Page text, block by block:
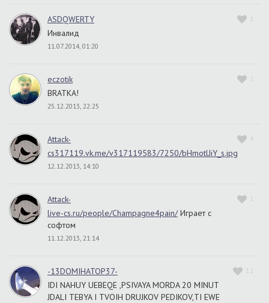
1
ASDQWERTY
Инвалид
11.07.2014, 01:20
2
eczotik
BRATKA!
25.12.2013, 22:25
4
Attack-
cs317119.vk.me/v317119583/7250/bHmotlJiY_s.jpg
12.12.2013, 14:10
1
Attack-
live-cs.ru/people/Champagne4pain/Играет с
софтом
11.12.2013, 21:14
11
-13DOMIHATOP37-
IDI NAHUY UEBEQE ,PSIVAYA MORDA 20 MINUT
JDALI TEBYA I TVOIH DRUJKOV PEDIKOV,TI EWE